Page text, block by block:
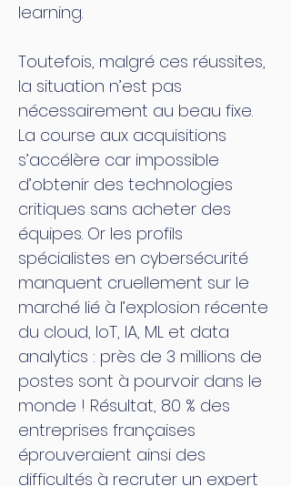
learning.
Toutefois, malgré ces réussites,
la situation n’est pas
nécessairement au beau fixe.
La course aux acquisitions
s’accélère car impossible
d’obtenir des technologies
critiques sans acheter des
équipes. Or les profils
spécialistes en cybersécurité
manquent cruellement sur le
marché lié à l’explosion récente
du cloud, IoT, IA, ML et data
analytics : près de 3 millions de
postes sont à pourvoir dans le
monde ! Résultat, 80 % des
entreprises françaises
éprouveraient ainsi des
difficultés à recruter un expert